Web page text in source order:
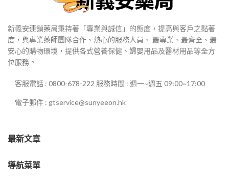
新義安連鎖藥局秉持著「專業與誠信」的態度，提高與客戶之黏著
度，與專業藥師團隊合作、熱心的服務人員、 最專業、最齊全、最
安心的購物環境，提供各式營養保健、婦嬰用品及醫材用品等全方
位服務。
客服電話 : 0800-678-222 服務時間 : 週一~週五 09:00~17:00
電子郵件 : gtservice@sunyeeon.hk
最新文章
導航菜單